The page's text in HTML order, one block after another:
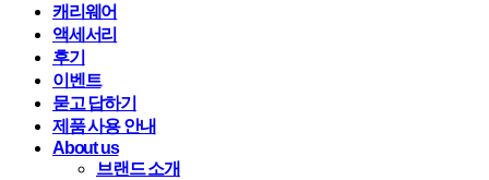
캐리웨어
액세서리
후기
이벤트
묻고 답하기
제품 사용 안내
About us
브랜드 소개